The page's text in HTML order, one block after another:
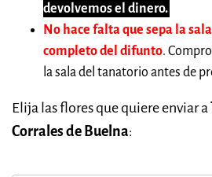
devolvemos el dinero.
No hace falta que sepa la
completo del difunto.
la sala del tanatorio antes de
Elija las flores que quiere enviar a
Corrales de Buelna: